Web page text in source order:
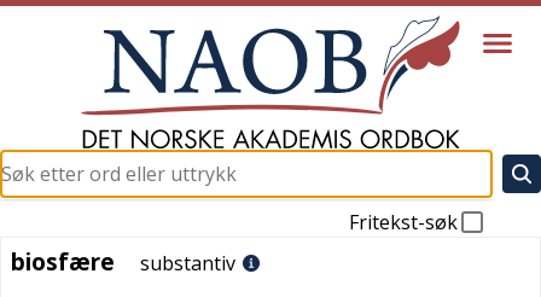
Fritekst-søk
biosfære
biosfære substantiv